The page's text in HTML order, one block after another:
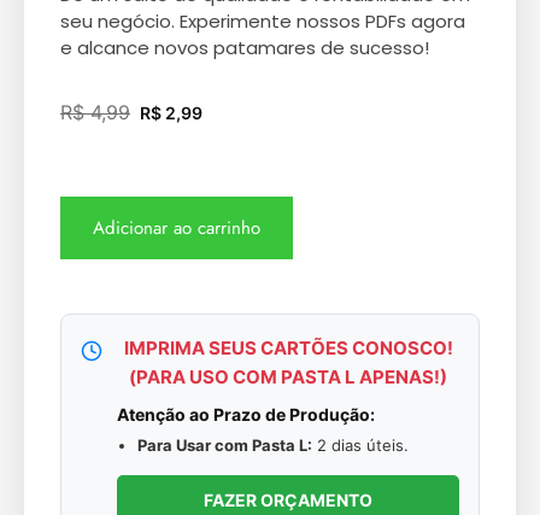
seu negócio. Experimente nossos PDFs agora
e alcance novos patamares de sucesso!
R$4,99 R$ 2,99
Adicionar ao carrinho
IMPRIMA SEUS CARTÕES CONOSCO!
(PARA USO COM PASTA L APENAS!)
Atenção ao Prazo de Produção:
Para Usar com Pasta L: 2 dias úteis.
FAZER ORÇAMENTO